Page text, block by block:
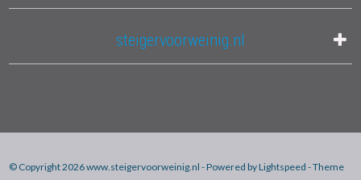
steigervoorweinig.nl
© Copyright 2026 www.steigervoorweinig.nl - Powered byLightspeed - Theme